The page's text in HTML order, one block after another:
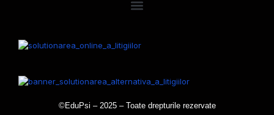
©EduPsi – 2025 – Toate drepturile rezervate